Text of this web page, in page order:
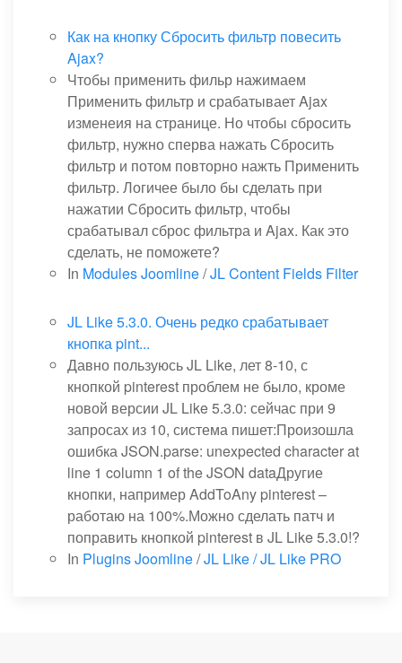
Как на кнопку Сбросить фильтр повесить
Ajax?
Чтобы применить фильр нажимаем
Применить фильтр и срабатывает Ajax
изменеия на странице. Но чтобы сбросить
фильтр, нужно сперва нажать Сбросить
фильтр и потом повторно нажть Применить
фильтр. Логичее было бы сделать при
нажатии Сбросить фильтр, чтобы
срабатывал сброс фильтра и Ajax. Как это
сделать, не поможете?
In Modules Joomline/JL Content Fields Filter
JL Like 5.3.0. Очень редко срабатывает
кнопка pint...
Давно пользуюсь JL Like, лет 8-10, с
кнопкой pinterest проблем не было, кроме
новой версии JL Like 5.3.0: сейчас при 9
запросах из 10, система пишет:Произошла
ошибка JSON.parse: unexpected character at
line 1 column 1 of the JSON dataДругие
кнопки, например AddToAny pinterest –
работаю на 100%.Можно сделать патч и
поправить кнопкой pinterest в JL Like 5.3.0!?
In Plugins Joomline/JL Like / JL Like PRO